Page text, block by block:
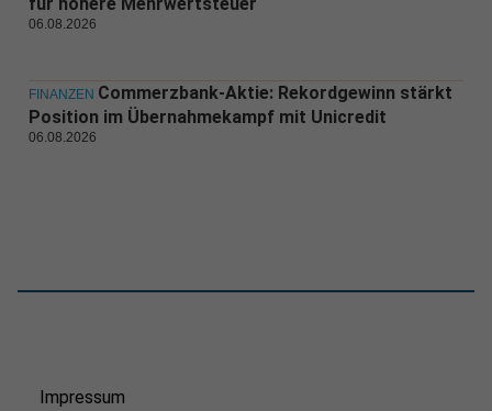
für höhere Mehrwertsteuer
06.08.2026
FINANZEN Commerzbank-Aktie: Rekordgewinn stärkt
Position im Übernahmekampf mit Unicredit
06.08.2026
Impressum